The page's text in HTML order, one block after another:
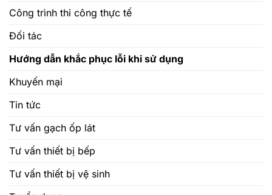
Công trình thi công thực tế
Đối tác
Hướng dẫn khắc phục lỗi khi sử dụng
Khuyến mại
Tin tức
Tư vấn gạch ốp lát
Tư vấn thiết bị bếp
Tư vấn thiết bị vệ sinh